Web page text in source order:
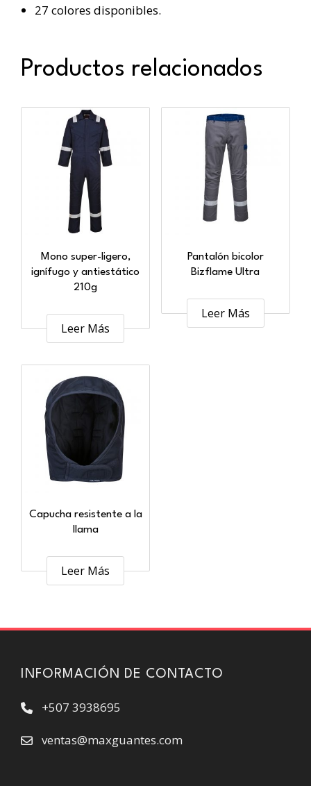
27 colores disponibles.
Productos relacionados
Mono super-ligero,
ignífugo y antiestático
210g
Leer Más
Pantalón bicolor
Bizflame Ultra
Leer Más
Capucha resistente a la
llama
Leer Más
INFORMACIÓN DE CONTACTO
+507 3938695
ventas@maxguantes.com